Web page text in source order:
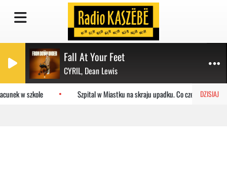
Fall At Your Feet
CYRIL, Dean Lewis
DZISIAJ
w szkole Szpital w Miastku na skraju upadku. Co czeka placówkę?